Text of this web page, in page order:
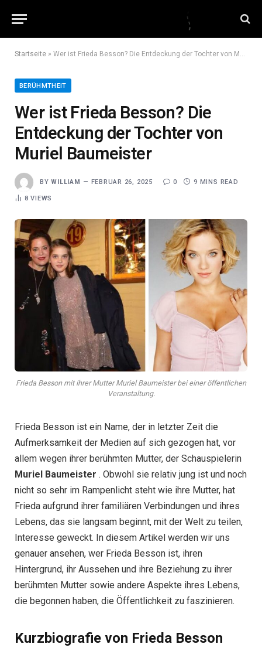
Startseite » Wer ist Frieda Besson? Die Entdeckung der Tochter von Muriel Baumeister
BERÜHMTHEIT
Wer ist Frieda Besson? Die
Entdeckung der Tochter von
Muriel Baumeister
BY WILLIAM FEBRUAR 26, 2025 0 9 MINS READ
8VIEWS
Frieda Besson mit ihrer Mutter Muriel Baumeister bei einer öffentlichen
Veranstaltung.
Frieda Besson ist ein Name, der in letzter Zeit die
Aufmerksamkeit der Medien auf sich gezogen hat, vor
allem wegen ihrer berühmten Mutter, der Schauspielerin
Muriel Baumeister . Obwohl sie relativ jung ist und noch
nicht so sehr im Rampenlicht steht wie ihre Mutter, hat
Frieda aufgrund ihrer familiären Verbindungen und ihres
Lebens, das sie langsam beginnt, mit der Welt zu teilen,
Interesse geweckt. In diesem Artikel werden wir uns
genauer ansehen, wer Frieda Besson ist, ihren
Hintergrund, ihr Aussehen und ihre Beziehung zu ihrer
berühmten Mutter sowie andere Aspekte ihres Lebens,
die begonnen haben, die Öffentlichkeit zu faszinieren.
Kurzbiografie von Frieda Besson